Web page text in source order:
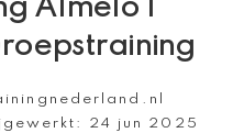
Almelo |
24 jun 2025